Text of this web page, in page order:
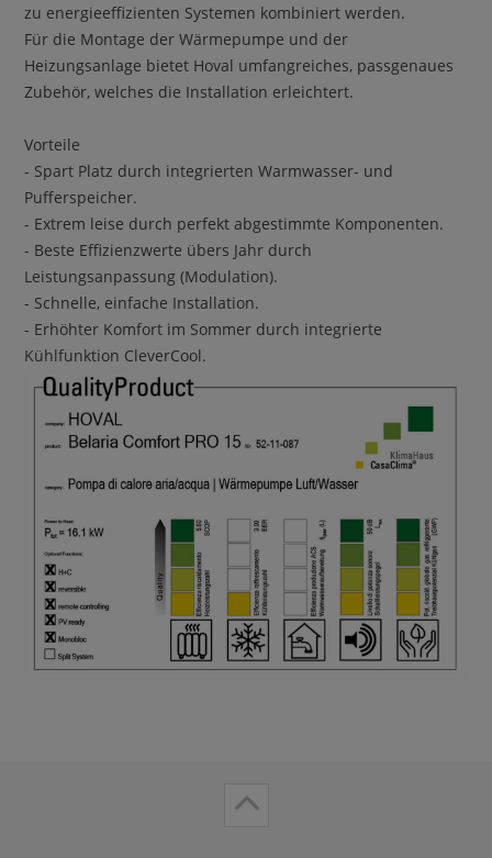
zu energieeffizienten Systemen kombiniert werden.
Für die Montage der Wärmepumpe und der
Heizungsanlage bietet Hoval umfangreiches, passgenaues
Zubehör, welches die Installation erleichtert.
Vorteile
- Spart Platz durch integrierten Warmwasser- und
Pufferspeicher.
- Extrem leise durch perfekt abgestimmte Komponenten.
- Beste Effizienzwerte übers Jahr durch
Leistungsanpassung (Modulation).
- Schnelle, einfache Installation.
- Erhöhter Komfort im Sommer durch integrierte
Kühlfunktion CleverCool.